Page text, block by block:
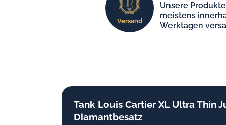
Versand
Unsere
meistens
Werktagen
Tank Louis Cartier XL Ultra Thin
Diamantbesatz